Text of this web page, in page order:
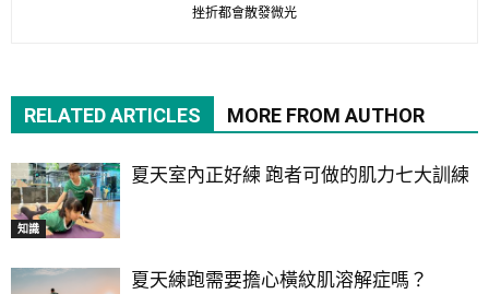
挫折都會散發微光
RELATED ARTICLES MORE FROM AUTHOR
知識
夏天室內正好練 跑者可做的肌力七大訓練
夏天練跑需要擔心橫紋肌溶解症嗎？